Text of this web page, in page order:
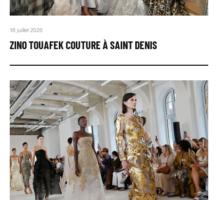
18 juillet 2026
ZINO TOUAFEK COUTURE À SAINT DENIS